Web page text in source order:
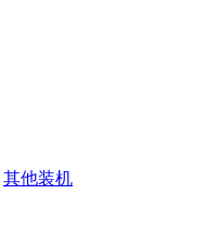
其他装机